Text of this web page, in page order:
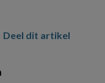
Deel dit artikel